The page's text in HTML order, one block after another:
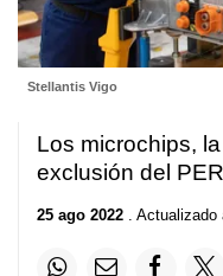
Stellantis Vigo
Los microchips,
exclusión del
25 ago 2022 . Actualizado